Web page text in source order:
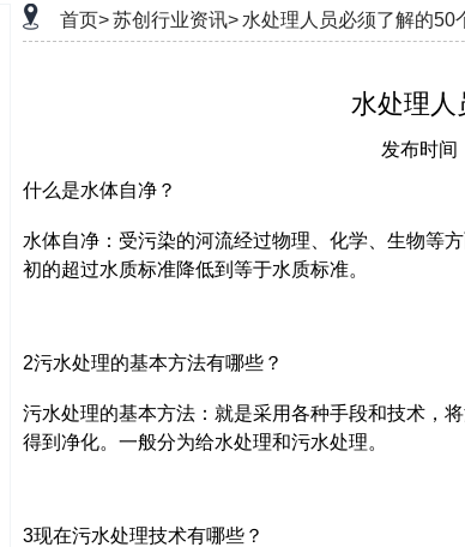
首页>苏创行业资讯> 水处理人员必须了解的50
水处理人
发布时间
什么是水体自净？
水体自净：受污染的河流经过物理、化学、生物等
初的超过水质标准降低到等于水质标准。
2污水处理的基本方法有哪些？
污水处理的基本方法：就是采用各种手段和技术，
得到净化。一般分为给水处理和污水处理。
3现在污水处理技术有哪些？